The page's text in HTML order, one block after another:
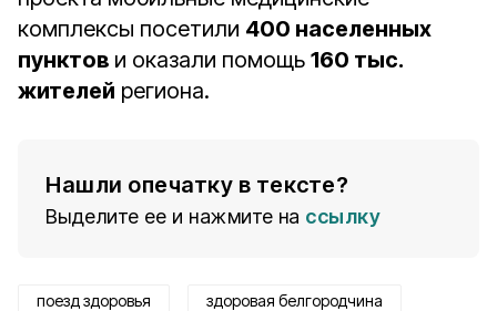
комплексы посетили 400 населенных
пунктов и оказали помощь 160 тыс.
жителей региона.
Нашли опечатку в тексте?
Выделите ее и нажмите на ссылку
поезд здоровья здоровая белгородчина